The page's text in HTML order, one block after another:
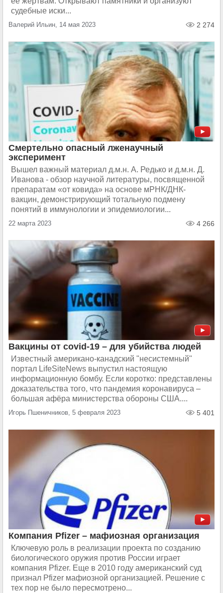
судебные иски...
Валерий Ильин, 14 мая 2023 2 274
Смертельно опасный лженаучный
эксперимент
Вышел важный материал д.м.н. А. Редько и д.м.н. Д.
Иванова - обзор научной литературы, посвященной
препаратам «от ковида» на основе мРНК/ДНК-
вакцин, демонстрирующий тотальную подмену
понятий в иммунологии и эпидемиологии...
22 марта 2023 4 266
Вакцины от covid-19 – для убийства людей
Известный американо-канадский "несистемный"
портал LifeSiteNews выпустил настоящую
информационную бомбу. Если коротко: представлены
доказательства того, что пандемия коронавируса –
большая афёра министерства обороны США....
Игорь Пшеничников, 5 февраля 2023 5 401
Компания Pfizer – мафиозная организация
Ключевую роль в реализации проекта по созданию
биологического оружия против России играет
компания Pfizer. Еще в 2010 году американский суд
признал Pfizer мафиозной организацией. Решение с
тех пор не было пересмотрено...